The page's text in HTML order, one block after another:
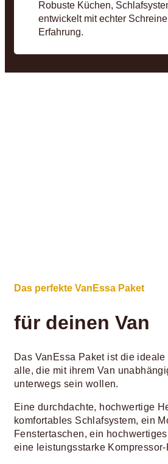
Robuste Küchen,
entwickelt mit echter
Erfahrung.
Das perfekte VanEssa Paket
für deinen Van
Das VanEssa Paket ist die
alle, die mit ihrem Van
unterwegs sein wollen.
Eine durchdachte, hochwertige
komfortables Schlafsystem, ein
Fenstertaschen, ein
eine leistungsstarke